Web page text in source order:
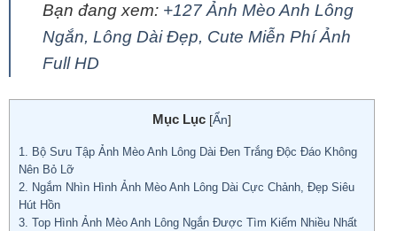
Bạn đang xem: +127 Ảnh Mèo Anh Lông
Ngắn, Lông Dài Đẹp, Cute Miễn Phí Ảnh
Full HD
Mục Lục [Ẩn]
1. Bộ Sưu Tập Ảnh Mèo Anh Lông Dài Đen Trắng Độc Đáo Không
Nên Bỏ Lỡ
2. Ngắm Nhìn Hình Ảnh Mèo Anh Lông Dài Cực Chảnh, Đẹp Siêu
Hút Hồn
3. Top Hình Ảnh Mèo Anh Lông Ngắn Được Tìm Kiếm Nhiều Nhất